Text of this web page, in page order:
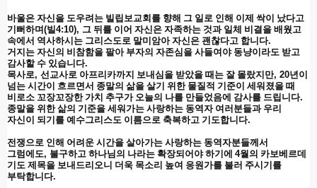
바울은 자신을 도우려는 빌립보교회를 향해 그 일로 인해 이제 싹이 났다고
기뻐하며 (빌4:10), 그 뒤를 이어 자신은 자족하는 것과 일체 비결을 배웠고
속에서 역사하시는 그리스도로 말미암아 자신은 괜찮다고 합니다.
거지는 자신의 비참함을 팔아 부자의 자존심을 사들여야 동냥이라도 받고
감사할 수 있습니다.
목사로, 선교사로 아프리카까지 보내심을 받았을 때는 잘 몰랐지만, 20년이
넘는 시간이 흐르면서 종말의 삶을 살기 위한 물질적 기준이 세워졌을 때
비로소 꼬장꼬장한 가치 추구가 오늘의 나를 만들었음에 감사를 드립니다.
종말을 위한 삶의 기준을 세워가는 사랑하는 동역자 여러분들과 우리
자신이 되기를 예수그리스도 이름으로 축복하고 기도합니다.
전쟁으로 인해 어려운 시간을 살아가는 사랑하는 동역자분들께서
그럼에도, 불구하고 하나님의 나라는 확장되어야 하기에 4월의 카보베르데
기도 제목을 보내드리오니 더욱 목소리 높여 응원가를 불러 주시기를
부탁합니다.